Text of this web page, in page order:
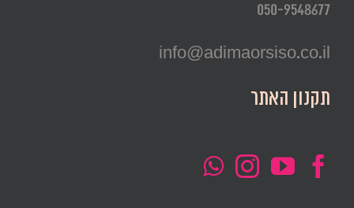
050-9548677
info@adimaorsiso.co.il
תקנון האתר